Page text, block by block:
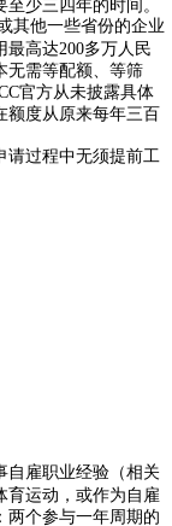
少三四年的时间。
其他一些省份的企业
高达200多万人民
无需等配额、等筛
官方从未披露具体
额度从原来每年三百
请过程中无须提前工
自雇职业经验（相关
育运动，或作为自雇
两个参与一年周期的